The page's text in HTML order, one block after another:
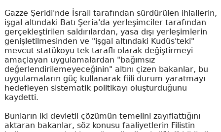
Gazze Şeridi'nde İsrail tarafından sürdürülen ihlallerin,
işgal altındaki Batı Şeria'da yerleşimciler tarafından
gerçekleştirilen saldırılardan, yasa dışı yerleşimlerin
genişletilmesinden ve "işgal altındaki Kudüs'teki"
mevcut statükoyu tek taraflı olarak değiştirmeyi
amaçlayan uygulamalardan "bağımsız
değerlendirilemeyeceğinin" altını çizen bakanlar, bu
uygulamaların güç kullanarak fiili durum yaratmayı
hedefleyen sistematik politikayı oluşturduğunu
kaydetti.
Bunların iki devletli çözümün temelini zayıflattığını
aktaran bakanlar, söz konusu faaliyetlerin Filistin